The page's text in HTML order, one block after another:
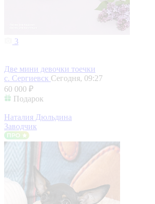
3
Две мини девочки тоечки
с. Сергиевск Сегодня, 09:27
60 000 ₽
Подарок
Наталия Дюльдина
Заводчик